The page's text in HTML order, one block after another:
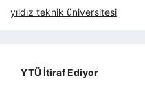
yıldız teknik üniversitesi
YTÜ İtiraf Ediyor